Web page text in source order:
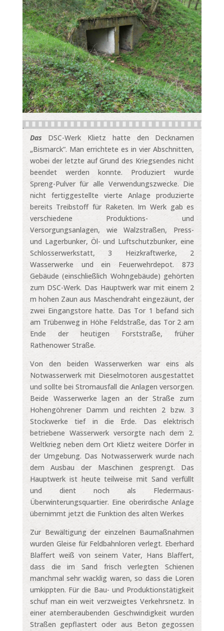
.
Das DSC-Werk Klietz hatte den Decknamen
„Bismarck“. Man errichtete es in vier Abschnitten,
wobei der letzte auf Grund des Kriegsendes nicht
beendet werden konnte. Produziert wurde
Spreng-Pulver für alle Verwendungszwecke. Die
nicht fertiggestellte vierte Anlage produzierte
bereits Treibstoff für Raketen. Im Werk gab es
verschiedene Produktions- und
Versorgungsanlagen, wie Walzstraßen, Press-
und Lagerbunker, Öl- und Luftschutzbunker, eine
Schlosserwerkstatt, 3 Heizkraftwerke, 2
Wasserwerke und ein Feuerwehrdepot. 873
Gebäude (einschließlich Wohngebäude) gehörten
zum DSC-Werk. Das Hauptwerk war mit einem 2
m hohen Zaun aus Maschendraht eingezäunt, der
zwei Eingangstore hatte. Das Tor 1 befand sich
am Trübenweg in Höhe Feldstraße, das Tor 2 am
Ende der heutigen Forststraße, früher
Rathenower Straße.
Von den beiden Wasserwerken war eins als
Notwasserwerk mit Dieselmotoren ausgestattet
und sollte bei Stromausfall die Anlagen versorgen.
Beide Wasserwerke lagen an der Straße zum
Hohengöhrener Damm und reichten 2 bzw. 3
Stockwerke tief in die Erde. Das elektrisch
betriebene Wasserwerk versorgte nach dem 2.
Weltkrieg neben dem Ort Klietz weitere Dörfer in
der Umgebung. Das Notwasserwerk wurde nach
dem Ausbau der Maschinen gesprengt. Das
Hauptwerk ist heute teilweise mit Sand verfüllt
und dient noch als Fledermaus-
Überwinterungsquartier. Eine oberirdische Anlage
übernimmt jetzt die Funktion des alten Werkes
Zur Bewältigung der einzelnen Baumaßnahmen
wurden Gleise für Feldbahnloren verlegt. Eberhard
Blaffert weiß von seinem Vater, Hans Blaffert,
dass die im Sand frisch verlegten Schienen
manchmal sehr wacklig waren, so dass die Loren
umkippten. Für die Bau- und Produktionstätigkeit
schuf man ein weit verzweigtes Verkehrsnetz. In
einer atemberaubenden Geschwindigkeit wurden
Straßen gepflastert oder aus Beton gegossen